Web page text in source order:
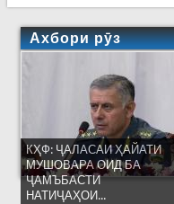
Ахбори рӯз
КҲФ: ҶАЛАСАИ ҲАЙАТИ
МУШОВАРА ОИД БА
ҶАМЪБАСТИ
НАТИҶАҲОИ...